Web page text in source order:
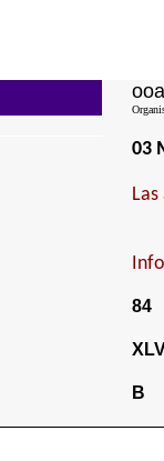
03
84
B